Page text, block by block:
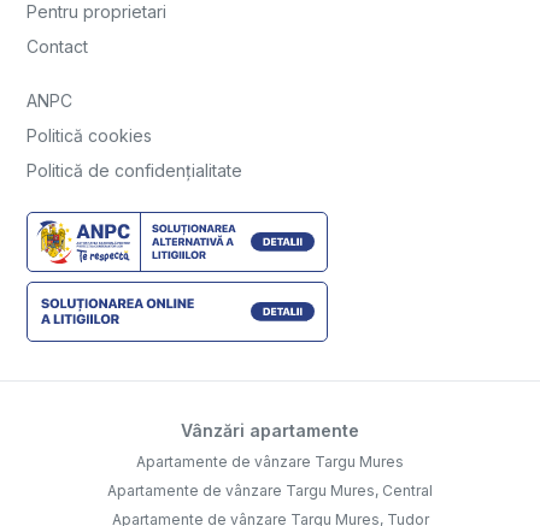
Pentru proprietari
Contact
ANPC
Politică cookies
Politică de confidențialitate
Vânzări apartamente
Apartamente de vânzare Targu Mures
Apartamente de vânzare Targu Mures, Central
Apartamente de vânzare Targu Mures, Tudor